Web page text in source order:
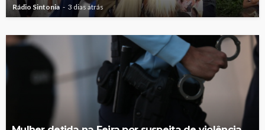
Rádio Sintonia 3 dias atrás